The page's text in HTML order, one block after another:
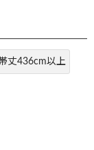
丈436cm以上